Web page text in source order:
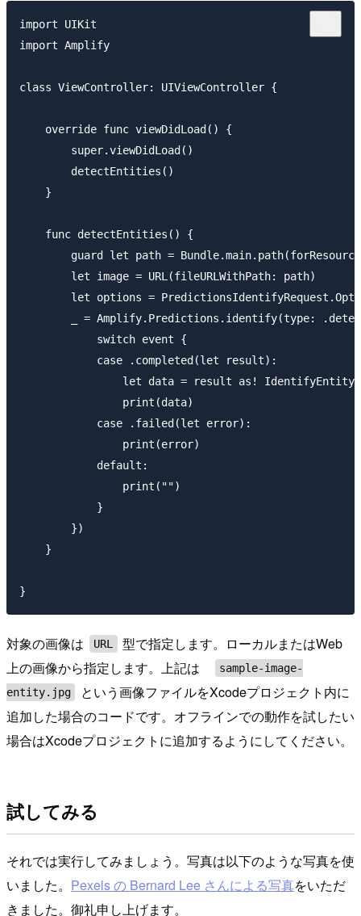
import UIKit
import Amplify
class ViewController: UIViewController {
    override func viewDidLoad() {
        super.viewDidLoad()
        detectEntities()
    }
    func detectEntities() {
guard let path =
        let image = URL(fileURLWithPath: path)
let options =
_ = Amplify.Predictions.identify(type:
            switch event {
            case .completed(let result):
let data = result as!
                print(data)
            case .failed(let error):
                print(error)
            default:
                print("")
            }
        })
    }
対象の画像は URL
型で指定します。ローカルまたはWeb
上の画像から指定します。上記は
sample-image-
entity.jpg
という画像ファイルをXcodeプロジェクト内に
追加した場合のコードです。オフラインでの動作を試したい
場合はXcodeプロジェクトに追加するようにしてください。
試してみる
それでは実行してみましょう。写真は以下のような写真を使
いました。 Pexels の Bernard Lee さんによる写真をいただ
きました。御礼申し上げます。